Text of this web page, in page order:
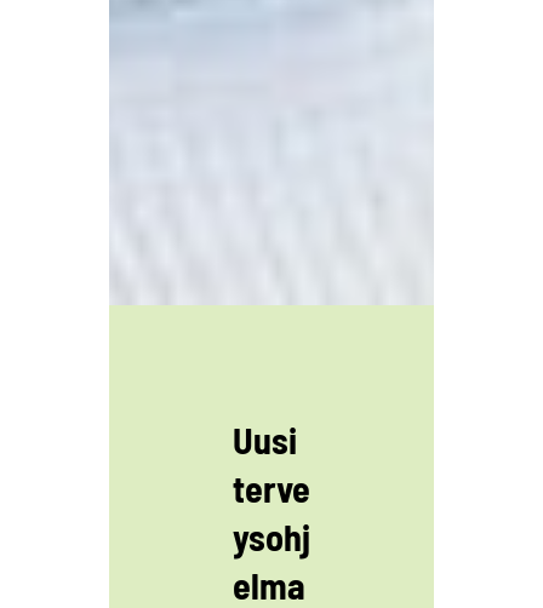
Uusi
terve
ysohj
elma